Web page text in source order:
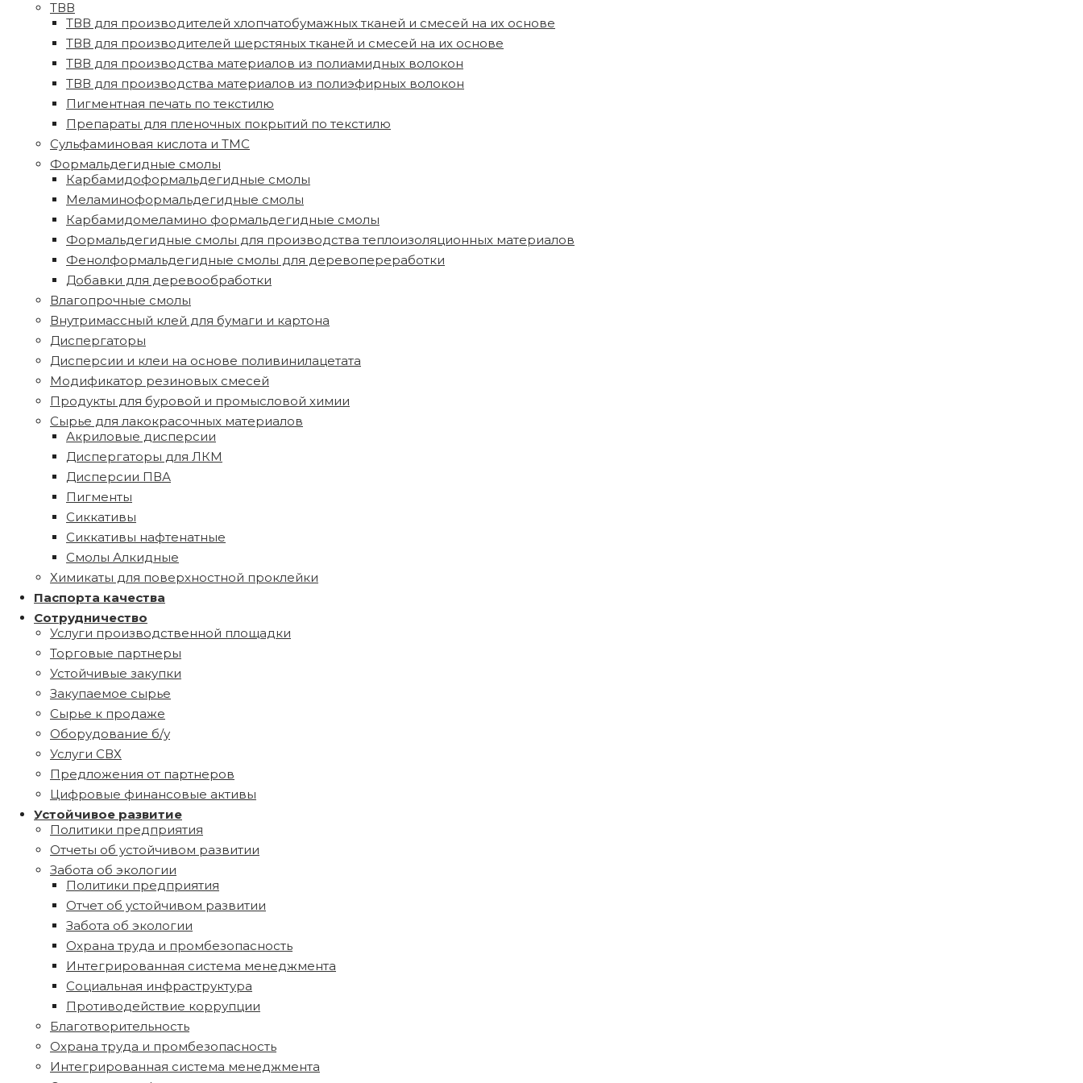
ТВВ
ТВВ для производителей хлопчатобумажных тканей и смесей на их основе
ТВВ для производителей шерстяных тканей и смесей на их основе
ТВВ для производства материалов из полиамидных волокон
ТВВ для производства материалов из полиэфирных волокон
Пигментная печать по текстилю
Препараты для пленочных покрытий по текстилю
Сульфаминовая кислота и ТМС
Формальдегидные смолы
Карбамидоформальдегидные смолы
Меламиноформальдегидные смолы
Карбамидомеламино формальдегидные смолы
Формальдегидные смолы для производства теплоизоляционных материалов
Фенолформальдегидные смолы для деревопереработки
Добавки для деревообработки
Влагопрочные смолы
Внутримассный клей для бумаги и картона
Диспергаторы
Дисперсии и клеи на основе поливинилацетата
Модификатор резиновых смесей
Продукты для буровой и промысловой химии
Сырье для лакокрасочных материалов
Акриловые дисперсии
Диспергаторы для ЛКМ
Дисперсии ПВА
Пигменты
Сиккативы
Сиккативы нафтенатные
Смолы Алкидные
Химикаты для поверхностной проклейки
Паспорта качества
Сотрудничество
Услуги производственной площадки
Торговые партнеры
Устойчивые закупки
Закупаемое сырье
Сырье к продаже
Оборудование б/у
Услуги СВХ
Предложения от партнеров
Цифровые финансовые активы
Устойчивое развитие
Политики предприятия
Отчеты об устойчивом развитии
Забота об экологии
Политики предприятия
Отчет об устойчивом развитии
Забота об экологии
Охрана труда и промбезопасность
Интегрированная система менеджмента
Социальная инфраструктура
Противодействие коррупции
Благотворительность
Охрана труда и промбезопасность
Интегрированная система менеджмента